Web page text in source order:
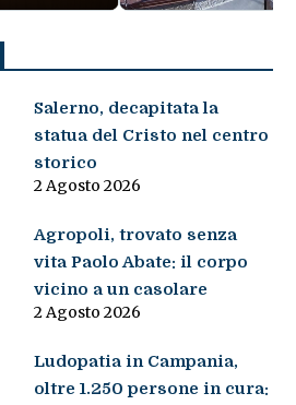
Salerno, decapitata la
statua del Cristo nel centro
storico
2 Agosto 2026
Agropoli, trovato senza
vita Paolo Abate: il corpo
vicino a un casolare
2 Agosto 2026
Ludopatia in Campania,
oltre 1.250 persone in cura: